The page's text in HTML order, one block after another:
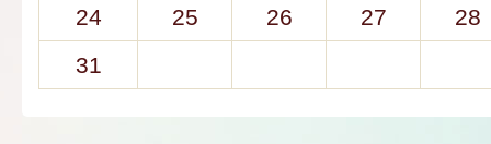
24
25 26 27
28
31